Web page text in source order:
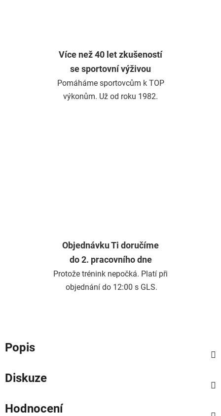
Více než 40 let zkušeností
se sportovní výživou
Pomáháme sportovcům k TOP
výkonům. Už od roku 1982.
Objednávku Ti doručíme
do 2. pracovního dne
Protože trénink nepočká. Platí při
objednání do 12:00 s GLS.
Popis
Diskuze
Hodnocení